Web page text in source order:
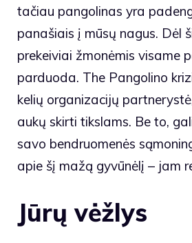
tačiau pangolinas yra
panašiais į mūsų nagus. Dėl
prekeiviai žmonėmis visame
parduoda. The Pangolino
kelių organizacijų
aukų skirti tikslams. Be to,
savo bendruomenės
apie šį mažą gyvūnėlį – jam
Jūrų vėžlys